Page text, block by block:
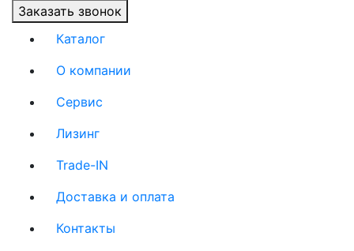
Заказать звонок
Каталог
О компании
Сервис
Лизинг
Trade-IN
Доставка и оплата
Контакты